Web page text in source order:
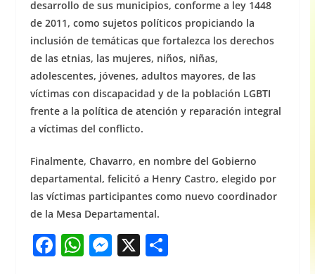
desarrollo de sus municipios, conforme a ley 1448
de 2011, como sujetos políticos propiciando la
inclusión de temáticas que fortalezca los derechos
de las etnias, las mujeres, niños, niñas,
adolescentes, jóvenes, adultos mayores, de las
víctimas con discapacidad y de la población LGBTI
frente a la política de atención y reparación integral
a víctimas del conflicto.
Finalmente, Chavarro, en nombre del Gobierno
departamental, felicitó a Henry Castro, elegido por
las víctimas participantes como nuevo coordinador
de la Mesa Departamental.
F W M X S